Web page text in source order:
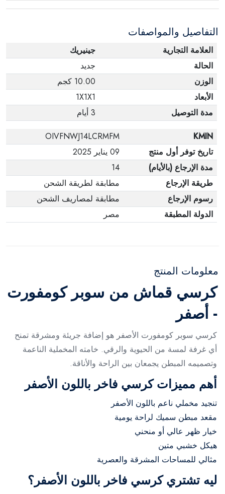
التفاصيل والمواصفات
العلامة التجارية
جينيريك
الحالة
جديد
الوزن
10.00 كجم
الأبعاد
1X1X1
مدة التوصيل
3 أيام
KMIN
OIVFNWJ14LCRMFM
تاريخ توفر أول منتج
09 يناير 2025
مدة الإرجاع (بالأيام)
14
طريقة الإرجاع
مطابقة لطريقة الشحن
رسوم الإرجاع
مطابقة لمصاريف الشحن
الدولة المطبقة
مصر
معلومات المنتج
كرسي قماش من سوبر كومفورت
- أصفر
كرسي سوبر كومفورت الأصفر هو إضافة جريئة ومشرقة تمنح
أي غرفة لمسة من الحيوية والرقي. خامته المخملية الناعمة
وتصميمه المبطن يجمعان بين الراحة والأناقة.
أهم مميزات كرسي فاخر باللون الأصفر
تنجيد مخملي ناعم باللون الأصفر
مقعد مبطن سميك لراحة يومية
خيار ظهر عالي أو منحني
هيكل خشبي متين
مثالي للمساحات المشرقة والعصرية
ليه تشتري كرسي فاخر باللون الأصفر؟